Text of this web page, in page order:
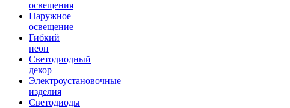
освещения
Наружное
освещение
Гибкий
неон
Светодиодный
декор
Электроустановочные
изделия
Светодиоды